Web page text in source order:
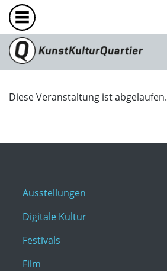
Diese Veranstaltung ist abgelaufen.
Ausstellungen
Digitale Kultur
Festivals
Film